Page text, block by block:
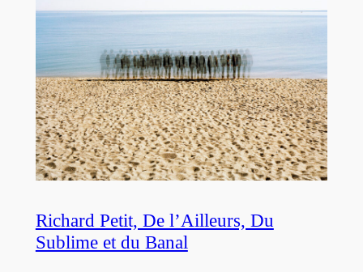
Richard Petit, De l’Ailleurs, Du
Sublime et du Banal